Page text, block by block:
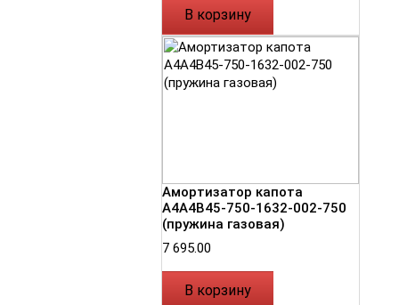
В корзину
Амортизатор капота
А4А4В45-750-1632-002-750
(пружина газовая)
7 695.00
В корзину